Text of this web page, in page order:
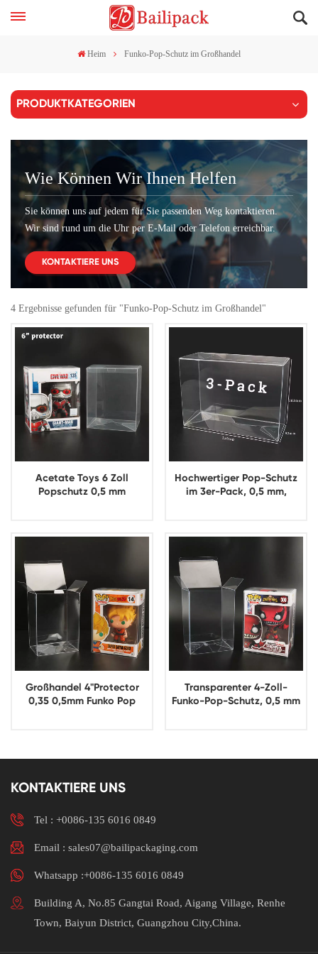
Heim Funko-Pop-Schutz im Großhandel
PRODUKTKATEGORIEN
Wie Können Wir Ihnen Helfen
Sie können uns auf jedem für Sie passenden Weg kontaktieren.
Wir sind rund um die Uhr per E-Mail oder Telefon erreichbar.
KONTAKTIERE UNS
4 Ergebnisse gefunden für "Funko-Pop-Schutz im Großhandel"
Acetate Toys 6 Zoll
Popschutz 0,5 mm
Hochwertiger Pop-Schutz
im 3er-Pack, 0,5 mm,
Großhandel 4"Protector
0,35 0,5mm Funko Pop
Transparenter 4-Zoll-
Funko-Pop-Schutz, 0,5 mm
KONTAKTIERE UNS
Tel : +0086-135 6016 0849
Email : sales07@bailipackaging.com
Whatsapp :+0086-135 6016 0849
Building A, No.85 Gangtai Road, Aigang Village, Renhe
Town, Baiyun District, Guangzhou City,China.